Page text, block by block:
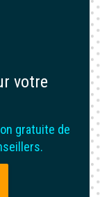
votre
gratuite de